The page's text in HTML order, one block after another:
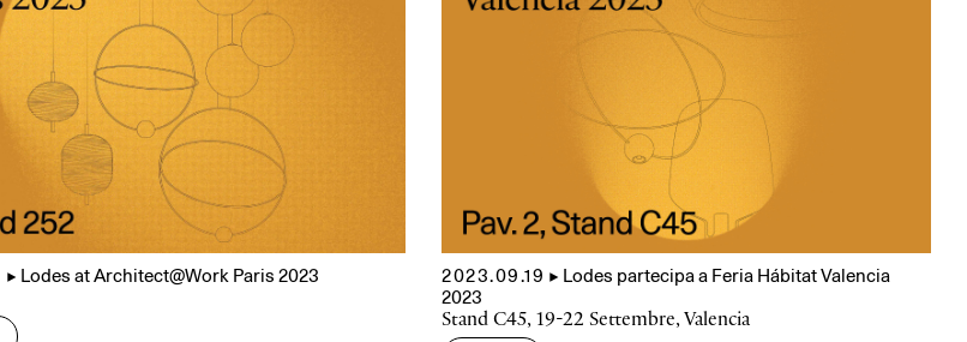
▲ Lodes at Architect@Work Paris 2023 2023.09.19 ▲ Lodes partecipa a Feria Hábitat Valencia
2023
Stand C45, 19-22 Settembre, Valencia